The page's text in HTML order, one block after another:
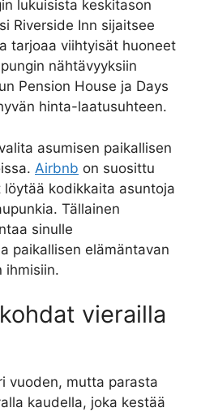
lukuisista keskitason
Riverside Inn sijaitsee
tarjoaa viihtyisät huoneet
nähtävyyksiin
Pension House ja Days
hinta-laatusuhteen.
asumisen paikallisen
Airbnb on suosittu
kodikkaita asuntoja
Tällainen
sinulle
paikallisen elämäntavan
ihmisiin.
vierailla
vuoden, mutta parasta
kaudella, joka kestää